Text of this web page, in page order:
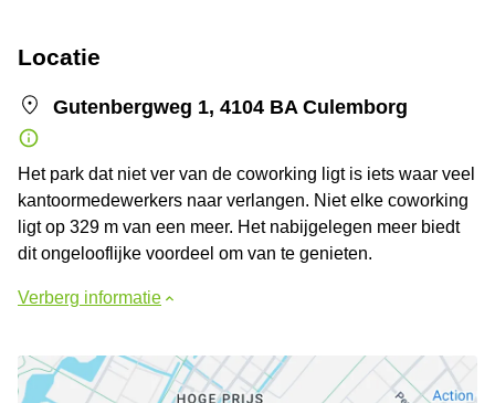
Locatie
Gutenbergweg 1, 4104 BA Culemborg
Het park dat niet ver van de coworking ligt is iets waar veel
kantoormedewerkers naar verlangen. Niet elke coworking
ligt op 329 m van een meer. Het nabijgelegen meer biedt
dit ongelooflijke voordeel om van te genieten.
Verberg informatie